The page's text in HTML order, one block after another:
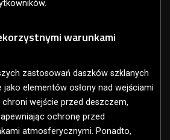
warunkami
zastosowań daszków szklanych
elementów osłony nad wejściami
chroni wejście przed deszczem,
ochronę przed
atmosferycznymi. Ponadto,